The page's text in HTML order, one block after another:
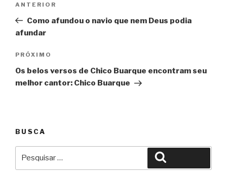
Post
Anterior
ANTERIOR
Como afundou o navio que nem Deus podia
afundar
Próximo
PRÓXIMO
Os belos versos de Chico Buarque encontram seu
melhor cantor: Chico Buarque
BUSCA